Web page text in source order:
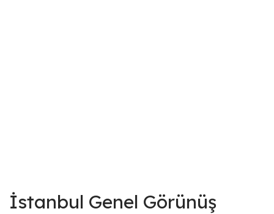
İstanbul Genel Görünüş